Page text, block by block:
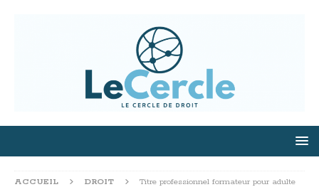
ACCUEIL DROIT
Titre professionnel formateur pour adulte